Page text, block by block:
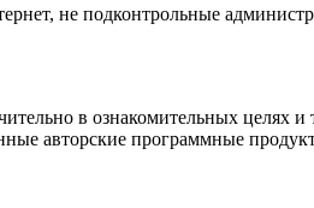
не подконтрольные
в ознакомительных целях и
авторские программные